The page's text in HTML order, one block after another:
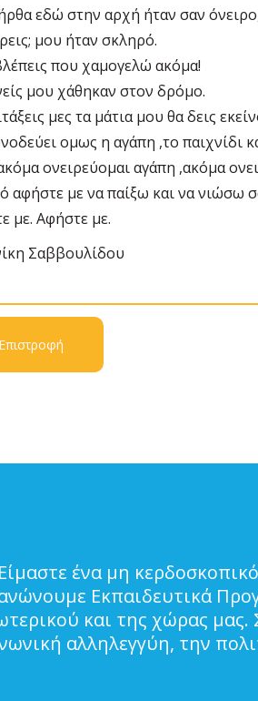
εδώ στην αρχή ήταν σαν
μου ήταν σκληρό.
που χαμογελώ ακόμα!
μου χάθηκαν στον δρόμο.
μες τα μάτια μου θα δεις
ομως η αγάπη ,το παιχνίδι
ονειρεύομαι αγάπη ,ακόμα
αφήστε με να παίξω και να νιώσω
με. Αφήστε με.
Σαββουλίδου
Επιστροφή
Είμαστε ένα μη
Εκπαιδευτικά
και της χώρας
αλληλεγγύη, την